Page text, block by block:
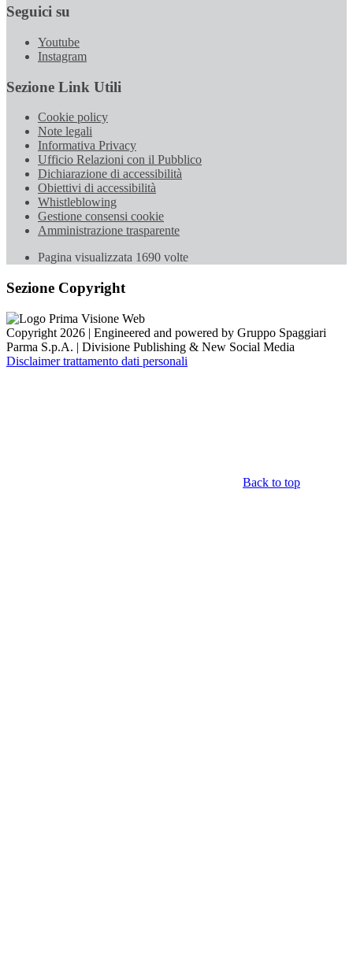
Seguici su
Youtube
Instagram
Sezione Link Utili
Cookie policy
Note legali
Informativa Privacy
Ufficio Relazioni con il Pubblico
Dichiarazione di accessibilità
Obiettivi di accessibilità
Whistleblowing
Gestione consensi cookie
Amministrazione trasparente
Pagina visualizzata 1690 volte
Sezione Copyright
Copyright 2026 | Engineered and powered by Gruppo Spaggiari
Parma S.p.A. | Divisione Publishing & New Social Media
Disclaimer trattamento dati personali
Back to top